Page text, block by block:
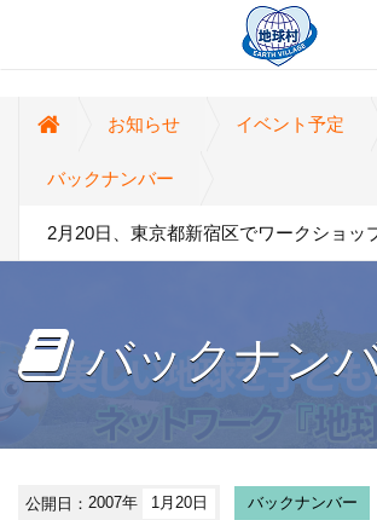
お知らせ イベント予定
バックナンバー
2月20日、東京都新宿区でワークショッ
バックナン
公開日：2007年 1月20日 バックナンバー